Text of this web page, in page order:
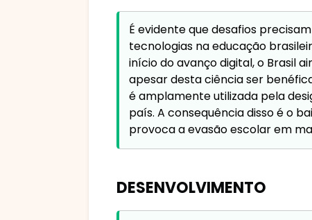
É evidente que desafios
tecnologias na educação
início do avanço digital, o Brasil
apesar desta ciência ser
é amplamente utilizada pela
país. A consequência disso é o
provoca a evasão escolar em
DESENVOLVIMENTO